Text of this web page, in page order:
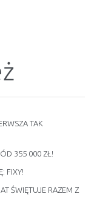
TAK
355 000 ZŁ!
FIXY!
ŚWIĘTUJE RAZEM Z